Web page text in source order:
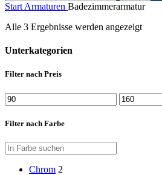
Start Armaturen Badezimmerarmatur
Alle 3 Ergebnisse werden angezeigt
Unterkategorien
Filter nach Preis
Min.
Preis
Max.
Preis
Filter nach Farbe
Chrom 2